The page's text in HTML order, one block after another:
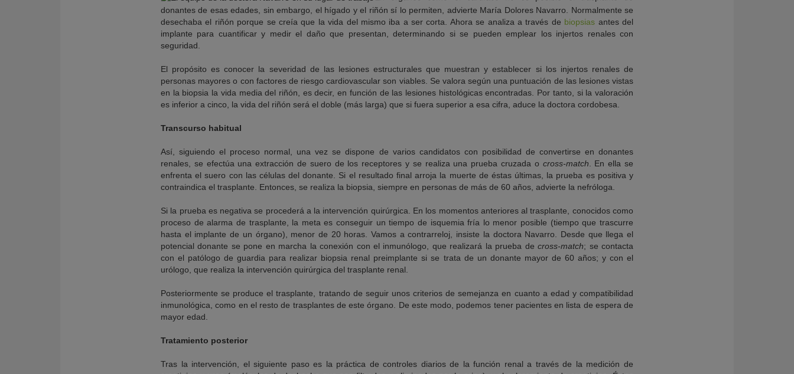
donantes de esas edades, sin embargo, el hígado y el riñón sí lo permiten, advierte María Dolores Navarro. Normalmente se
desechaba el riñón porque se creía que la vida del mismo iba a ser corta. Ahora se analiza a través de biopsias antes del
implante para cuantificar y medir el daño que presentan, determinando si se pueden emplear los injertos renales con
seguridad.
El propósito es conocer la severidad de las lesiones estructurales que muestran y establecer si los injertos renales de
personas mayores o con factores de riesgo cardiovascular son viables. Se valora según una puntuación de las lesiones vistas
en la biopsia la vida media del riñón, es decir, en función de las lesiones histológicas encontradas. Por tanto, si la valoración
es inferior a cinco, la vida del riñón será el doble (más larga) que si fuera superior a esa cifra, aduce la doctora cordobesa.
Transcurso habitual
Así, siguiendo el proceso normal, una vez se dispone de varios candidatos con posibilidad de convertirse en donantes
renales, se efectúa una extracción de suero de los receptores y se realiza una prueba cruzada o cross-match. En ella se
enfrenta el suero con las células del donante. Si el resultado final arroja la muerte de éstas últimas, la prueba es positiva y
contraindica el trasplante. Entonces, se realiza la biopsia, siempre en personas de más de 60 años, advierte la nefróloga.
Si la prueba es negativa se procederá a la intervención quirúrgica. En los momentos anteriores al trasplante, conocidos como
proceso de alarma de trasplante, la meta es conseguir un tiempo de isquemia fría lo menor posible (tiempo que trascurre
hasta el implante de un órgano), menor de 20 horas. Vamos a contrarreloj, insiste la doctora Navarro. Desde que llega el
potencial donante se pone en marcha la conexión con el inmunólogo, que realizará la prueba decross-match; se contacta
con el patólogo de guardia para realizar biopsia renal preimplante si se trata de un donante mayor de 60 años; y con el
urólogo, que realiza la intervención quirúrgica del trasplante renal.
Posteriormente se produce el trasplante, tratando de seguir unos criterios de semejanza en cuanto a edad y compatibilidad
inmunológica, como en el resto de trasplantes de este órgano. De este modo, podemos tener pacientes en lista de espera de
mayor edad.
Tratamiento posterior
Tras la intervención, el siguiente paso es la práctica de controles diarios de la función renal a través de la medición de